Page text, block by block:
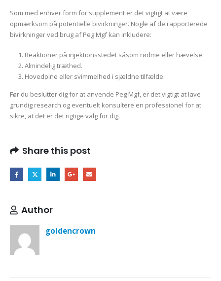
Som med enhver form for supplement er det vigtigt at være
opmærksom på potentielle bivirkninger. Nogle af de rapporterede
bivirkninger ved brug af Peg Mgf kan inkludere:
Reaktioner på injektionsstedet såsom rødme eller hævelse.
Almindelig træthed.
Hovedpine eller svimmelhed i sjældne tilfælde.
Før du beslutter dig for at anvende Peg Mgf, er det vigtigt at lave
grundig research og eventuelt konsultere en professionel for at
sikre, at det er det rigtige valg for dig.
Share this post
Author
goldencrown